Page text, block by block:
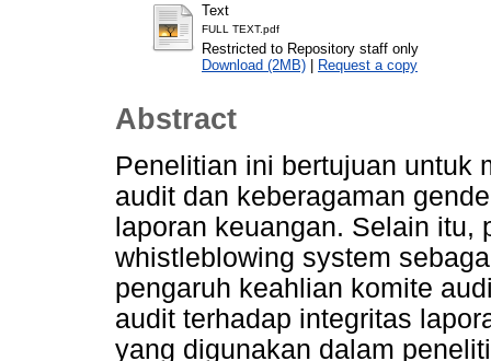
Text
FULL TEXT.pdf
Restricted to Repository staff only
Download (2MB) | Request a copy
Abstract
Penelitian ini bertujuan untuk
audit dan keberagaman
laporan keuangan. Selain
whistleblowing system
pengaruh keahlian komite
audit terhadap integritas
yang digunakan dalam